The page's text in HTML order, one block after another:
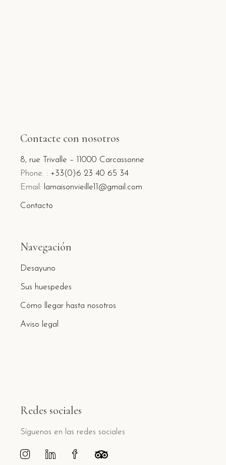
Contacte con nosotros
8, rue Trivalle – 11000 Carcassonne
Phone. : +33(0)6 23 40 65 34
Email: lamaisonvieille11@gmail.com
Contacto
Navegación
Desayuno
Sus huespedes
Cómo llegar hasta nosotros
Aviso legal
Redes sociales
Síguenos en las redes sociales